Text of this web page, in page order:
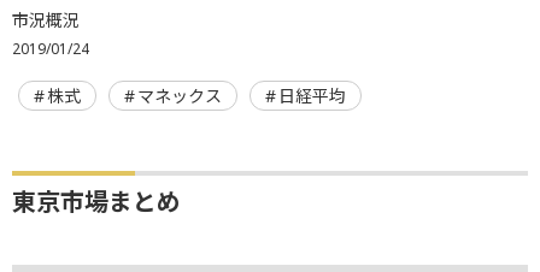
市況概況
2019/01/24
株式 マネックス 日経平均
東京市場まとめ